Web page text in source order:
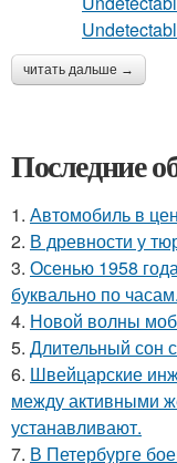
читать дальше →
Последние
1. Автомобиль в
2. В древности у
3. Осенью 1958
буквально по часам.
4. Новой волны
5. Длительный сон
6. Швейцарские
между активными
устанавливают.
7. В Петербурге